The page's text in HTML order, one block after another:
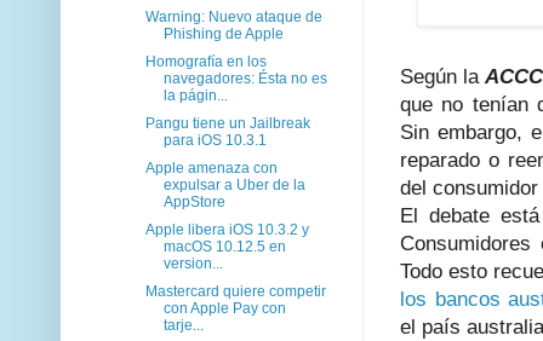
Según laACCC
que no tenían
Sin embargo,
reparado o
del
El debate
Todo esto
los bancos
el país
Warning: Nuevo ataque de
Phishing de Apple
Homografía en los
navegadores: Ésta no es
la págin...
Pangu tiene un Jailbreak
para iOS 10.3.1
Apple amenaza con
expulsar a Uber de la
AppStore
Apple libera iOS 10.3.2 y
macOS 10.12.5 en
version...
Mastercard quiere competir
con Apple Pay con
tarje...